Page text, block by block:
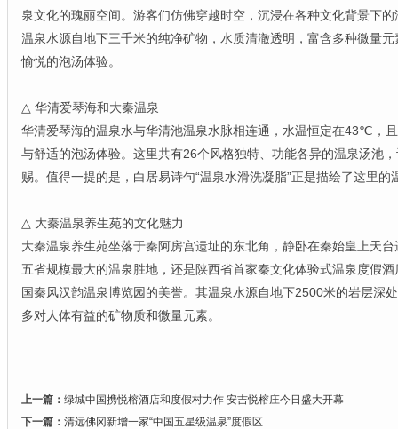
泉文化的瑰丽空间。游客们仿佛穿越时空，沉浸在各种文化背景下
温泉水源自地下三千米的纯净矿物，水质清澈透明，富含多种微量
愉悦的泡汤体验。
△ 华清爱琴海和大秦温泉
华清爱琴海的温泉水与华清池温泉水脉相连通，水温恒定在43℃，
与舒适的泡汤体验。这里共有26个风格独特、功能各异的温泉汤池
赐。值得一提的是，白居易诗句“温泉水滑洗凝脂”正是描绘了这里的
△ 大秦温泉养生苑的文化魅力
大秦温泉养生苑坐落于秦阿房宫遗址的东北角，静卧在秦始皇上天
五省规模最大的温泉胜地，还是陕西省首家秦文化体验式温泉度假
国秦风汉韵温泉博览园的美誉。其温泉水源自地下2500米的岩层深
多对人体有益的矿物质和微量元素。
上一篇： 绿城中国携悦榕酒店和度假村力作 安吉悦榕庄今日盛大开幕
下一篇： 清远佛冈新增一家“中国五星级温泉”度假区